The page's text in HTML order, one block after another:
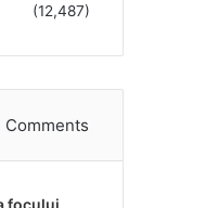
(12,487)
Comments
focului,